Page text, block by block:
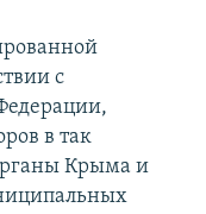
с
в так
Крыма и